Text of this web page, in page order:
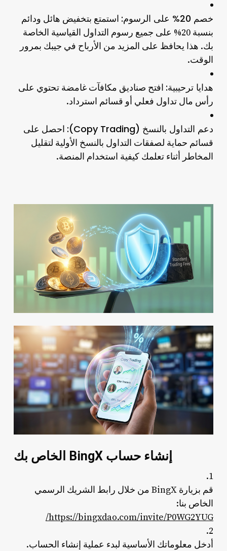
خصم 20% على الرسوم:
استمتع بتخفيض هائل ودائم
بنسبة 20% على جميع رسوم التداول القياسية الخاصة
بك. هذا يحافظ على المزيد من الأرباح في جيبك بمرور
الوقت.
هدايا ترحيبية: افتح صناديق مكافآت غامضة تحتوي على
رأس مال تداول فعلي أو قسائم استرداد.
دعم التداول بالنسخ (Copy Trading):
احصل على
قسائم حماية لصفقات التداول بالنسخ الأولية لتقليل
المخاطر أثناء تعلمك كيفية استخدام المنصة.
إنشاء حساب BingX الخاص بك
قم بزيارة BingX من خلال رابط الشريك الرسمي
الخاص بنا:
https://bingxdao.com/invite/P0WG2YUG/
أدخل معلوماتك الأساسية لبدء عملية إنشاء الحساب.